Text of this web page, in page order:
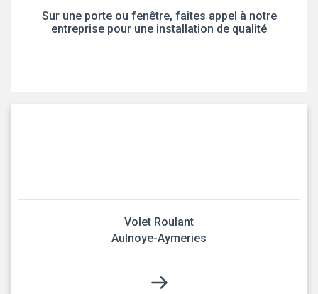
Sur une porte ou fenêtre, faites appel à notre
entreprise pour une installation de qualité
Volet Roulant
Aulnoye-Aymeries